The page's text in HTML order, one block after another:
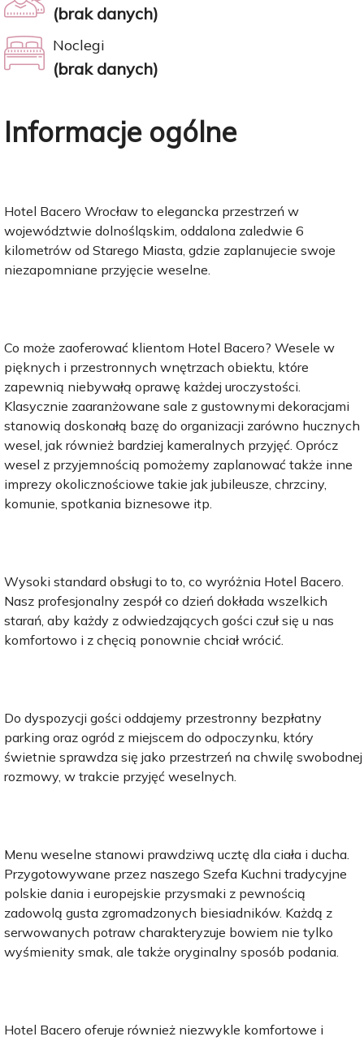
(brak danych)
Noclegi
(brak danych)
Informacje ogólne
Hotel Bacero Wrocław to elegancka przestrzeń w
województwie dolnośląskim, oddalona zaledwie 6
kilometrów od Starego Miasta, gdzie zaplanujecie swoje
niezapomniane przyjęcie weselne.
Co może zaoferować klientom Hotel Bacero? Wesele w
pięknych i przestronnych wnętrzach obiektu, które
zapewnią niebywałą oprawę każdej uroczystości.
Klasycznie zaaranżowane sale z gustownymi dekoracjami
stanowią doskonałą bazę do organizacji zarówno hucznych
wesel, jak również bardziej kameralnych przyjęć. Oprócz
wesel z przyjemnością pomożemy zaplanować także inne
imprezy okolicznościowe takie jak jubileusze, chrzciny,
komunie, spotkania biznesowe itp.
Wysoki standard obsługi to to, co wyróżnia Hotel Bacero.
Nasz profesjonalny zespół co dzień dokłada wszelkich
starań, aby każdy z odwiedzających gości czuł się u nas
komfortowo i z chęcią ponownie chciał wrócić.
Do dyspozycji gości oddajemy przestronny bezpłatny
parking oraz ogród z miejscem do odpoczynku, który
świetnie sprawdza się jako przestrzeń na chwilę swobodnej
rozmowy, w trakcie przyjęć weselnych.
Menu weselne stanowi prawdziwą ucztę dla ciała i ducha.
Przygotowywane przez naszego Szefa Kuchni tradycyjne
polskie dania i europejskie przysmaki z pewnością
zadowolą gusta zgromadzonych biesiadników. Każdą z
serwowanych potraw charakteryzuje bowiem nie tylko
wyśmienity smak, ale także oryginalny sposób podania.
Hotel Bacero oferuje również niezwykle komfortowe i